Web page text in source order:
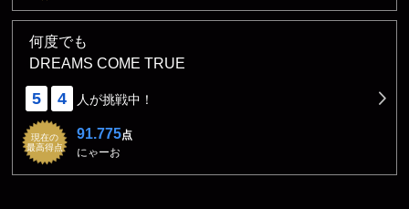
何度でも
DREAMS COME TRUE
5 4 人が挑戦中！
現在の
最高得点
91.775点
にゃーお